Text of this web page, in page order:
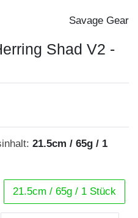
Savage Gear
Shad V2 -
21.5cm / 65g / 1
21.5cm / 65g / 1 Stück